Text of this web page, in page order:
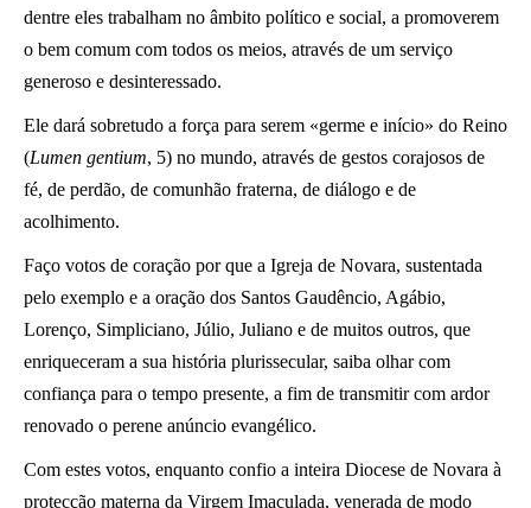
dentre eles trabalham no âmbito político e social, a promoverem
o bem comum com todos os meios, através de um serviço
generoso e desinteressado.
Ele dará sobretudo a força para serem «germe e início» do Reino
(Lumen gentium, 5) no mundo, através de gestos corajosos de
fé, de perdão, de comunhão fraterna, de diálogo e de
acolhimento.
Faço votos de coração por que a Igreja de Novara, sustentada
pelo exemplo e a oração dos Santos Gaudêncio, Agábio,
Lorenço, Simpliciano, Júlio, Juliano e de muitos outros, que
enriqueceram a sua história plurissecular, saiba olhar com
confiança para o tempo presente, a fim de transmitir com ardor
renovado o perene anúncio evangélico.
Com estes votos, enquanto confio a inteira Diocese de Novara à
protecção materna da Virgem Imaculada, venerada de modo